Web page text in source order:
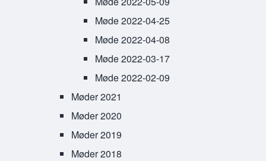
Møde 2022-04-25
Møde 2022-04-08
Møde 2022-03-17
Møde 2022-02-09
Møder 2021
Møder 2020
Møder 2019
Møder 2018